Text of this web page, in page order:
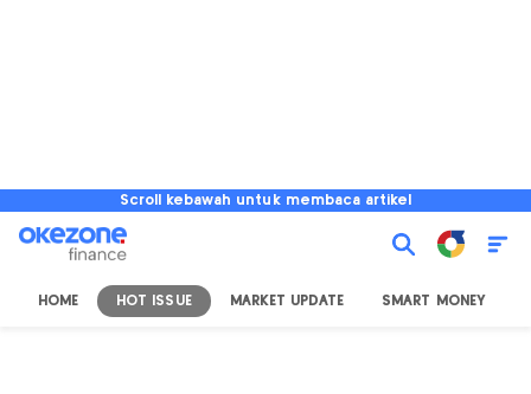
Scroll kebawah untuk membaca artikel
HOME HOT ISSUE MARKET UPDATE SMART MONEY